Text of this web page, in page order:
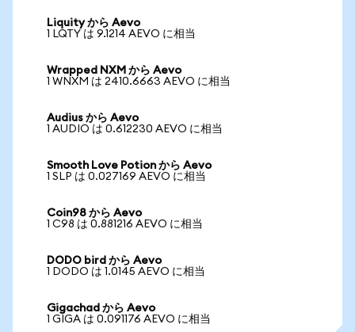
Liquity から Aevo
1 LQTY は 9.1214 AEVO に相当
Wrapped NXM から Aevo
1 WNXM は 2410.6663 AEVO に相当
Audius から Aevo
1 AUDIO は 0.612230 AEVO に相当
Smooth Love Potion から Aevo
1 SLP は 0.027169 AEVO に相当
Coin98 から Aevo
1 C98 は 0.881216 AEVO に相当
DODO bird から Aevo
1 DODO は 1.0145 AEVO に相当
Gigachad から Aevo
1 GIGA は 0.091176 AEVO に相当